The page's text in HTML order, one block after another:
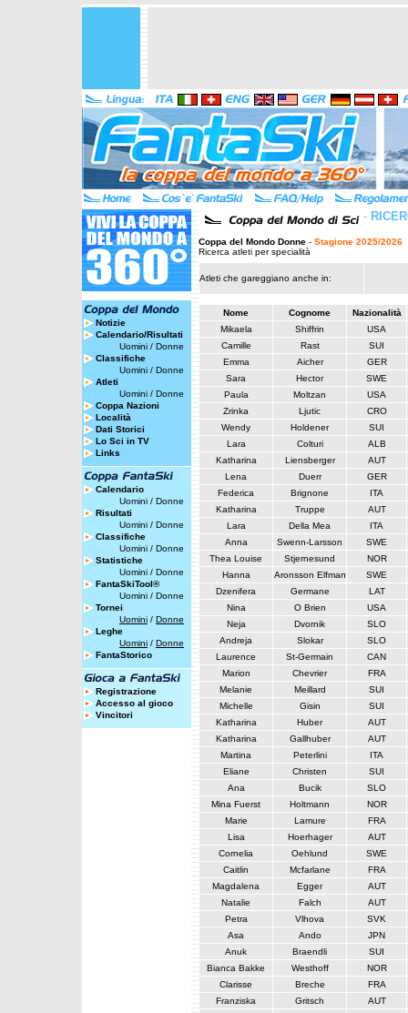
Notizie
Calendario/Risultati
Uomini / Donne
Classifiche
Uomini / Donne
Atleti
Uomini / Donne
Coppa Nazioni
Località
Dati Storici
Lo Sci in TV
Links
Calendario
Uomini / Donne
Risultati
Uomini / Donne
Classifiche
Uomini / Donne
Statistiche
Uomini / Donne
FantaSkiTool®
Uomini / Donne
Tornei
Uomini / Donne
Leghe
Uomini / Donne
FantaStorico
Registrazione
Accesso al gioco
Vincitori
-
Coppa del Mondo Donne - Stagione 2025/2026
Ricerca atleti per specialità
Atleti che gareggiano anche in:
Nome Cognome
Nazionalità
Mikaela
Shiffrin
USA
Camille
Rast
SUI
Emma
Aicher
GER
Sara
Hector
SWE
Paula
Moltzan
USA
Zrinka
Ljutic
CRO
Wendy
Holdener
SUI
Lara
Colturi
ALB
Katharina
Liensberger
AUT
Lena
Duerr
GER
Federica
Brignone
ITA
Katharina
Truppe
AUT
Lara
Della Mea
ITA
Anna
Swenn-Larsson
SWE
Thea Louise
Stjernesund
NOR
Hanna
Aronsson Elfman
SWE
Dzenifera
Germane
LAT
Nina
O Brien
USA
Neja
Dvornik
SLO
Andreja
Slokar
SLO
Laurence
St-Germain
CAN
Marion
Chevrier
FRA
Melanie
Meillard
SUI
Michelle
Gisin
SUI
Katharina
Huber
AUT
Katharina
Gallhuber
AUT
Martina
Peterlini
ITA
Eliane
Christen
SUI
Ana
Bucik
SLO
Mina Fuerst
Holtmann
NOR
Marie
Lamure
FRA
Lisa
Hoerhager
AUT
Cornelia
Oehlund
SWE
Caitlin
Mcfarlane
FRA
Magdalena
Egger
AUT
Natalie
Falch
AUT
Petra
Vlhova
SVK
Asa
Ando
JPN
Anuk
Braendli
SUI
Bianca Bakke
Westhoff
NOR
Clarisse
Breche
FRA
Franziska
Gritsch
AUT